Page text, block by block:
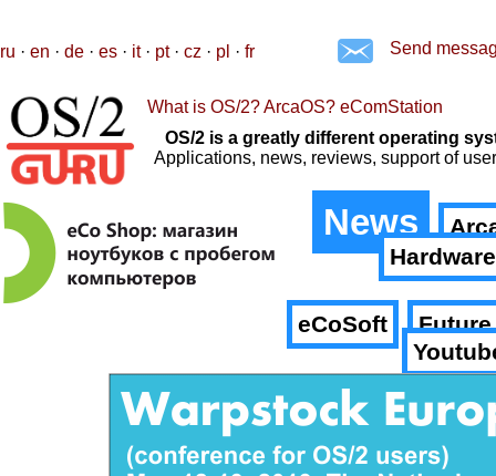
ru · en · de · es · it· pt· cz · pl · fr Send
What is OS/2? ArcaOS? eComStation
OS/2 is a greatly different operating
Applications, news, reviews, support of
News
Hardware
eCoSoft
Future